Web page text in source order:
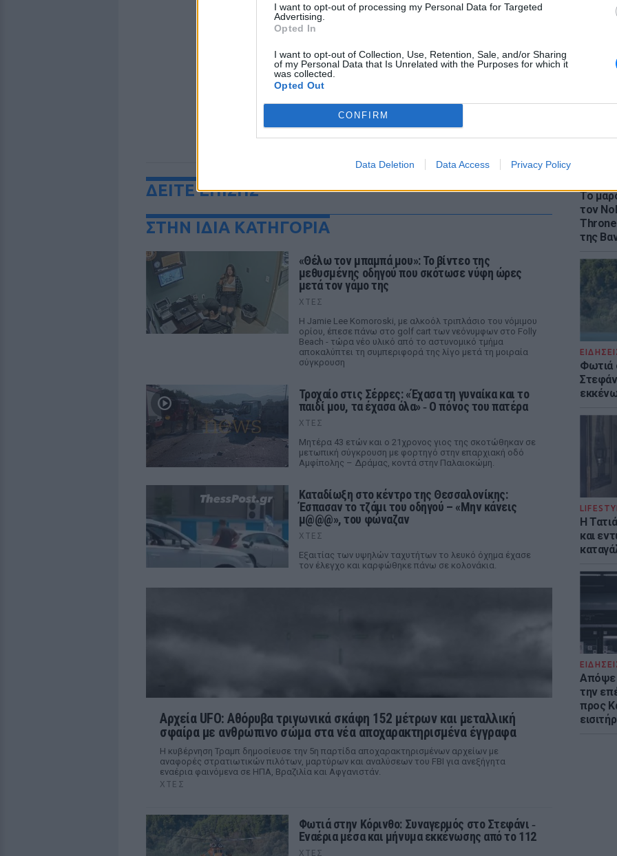
I want to opt-out of processing my Personal Data for Targeted
Advertising.
Opted In
I want to opt-out of Collection, Use, Retention, Sale, and/or Sharing
of my Personal Data that Is Unrelated with the Purposes for which it
was collected.
Opted Out
CONFIRM
Data Deletion Data Access Privacy Policy
Η
Το
τον
της
Φωτιά
Η
και
Απόψε
την
προς
ΔΕΙΤΕ ΕΠΙΣΗΣ
ΣΤΗΝ ΙΔΙΑ ΚΑΤΗΓΟΡΙΑ
«Θέλω τον μπαμπά μου»: Το βίντεο της
μεθυσμένης οδηγού που σκότωσε νύφη ώρες
μετά τον γάμο της
ΧΤΕΣ
Η Jamie Lee Komoroski, με αλκοόλ τριπλάσιο του νόμιμου
ορίου, έπεσε πάνω στο golf cart των νεόνυμφων στο Folly
Beach - τώρα νέο υλικό από το αστυνομικό τμήμα
αποκαλύπτει τη συμπεριφορά της λίγο μετά τη μοιραία
σύγκρουση
Τροχαίο στις Σέρρες: «Έχασα τη γυναίκα και το
παιδί μου, τα έχασα όλα» ‑ Ο πόνος του πατέρα
ΧΤΕΣ
Μητέρα 43 ετών και ο 21χρονος γιος της σκοτώθηκαν σε
μετωπική σύγκρουση με φορτηγό στην επαρχιακή οδό
Αμφίπολης – Δράμας, κοντά στην Παλαιοκώμη.
Καταδίωξη στο κέντρο της Θεσσαλονίκης:
Έσπασαν το τζάμι του οδηγού – «Μην κάνεις
μ@@@», του φώναζαν
ΧΤΕΣ
Εξαιτίας των υψηλών ταχυτήτων το λευκό όχημα έχασε
τον έλεγχο και καρφώθηκε πάνω σε κολονάκια.
Αρχεία UFO: Αθόρυβα τριγωνικά σκάφη 152 μέτρων και μεταλλική
σφαίρα με ανθρώπινο σώμα στα νέα αποχαρακτηρισμένα έγγραφα
Η κυβέρνηση Τραμπ δημοσίευσε την 5η παρτίδα αποχαρακτηρισμένων αρχείων με
αναφορές στρατιωτικών πιλότων, μαρτύρων και αναλύσεων του FBI για ανεξήγητα
εναέρια φαινόμενα σε ΗΠΑ, Βραζιλία και Αφγανιστάν.
ΧΤΕΣ
Φωτιά στην Κόρινθο: Συναγερμός στο Στεφάνι ‑
Εναέρια μέσα και μήνυμα εκκένωσης από το 112
ΧΤΕΣ